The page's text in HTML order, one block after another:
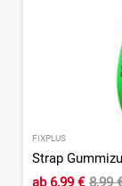
FIXPLUS
Strap
ab6,99 € 8,99